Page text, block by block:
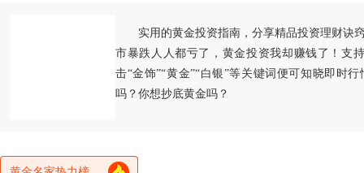
实用的黄金投资指南，分享精品投资理财诀
市暴跌人人都亏了，黄金投资我却赚钱了！支
击“金饰”“黄金”“白银”等关键词便可知晓即时
吗？你想抄底黄金吗？